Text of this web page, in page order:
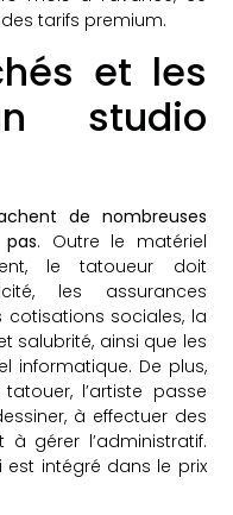
tarifs premium.
et les
studio
de nombreuses
. Outre le matériel
le tatoueur doit
les assurances
cotisations sociales, la
salubrité, ainsi que les
informatique. De plus,
l’artiste passe
à effectuer des
gérer l’administratif.
est intégré dans le prix